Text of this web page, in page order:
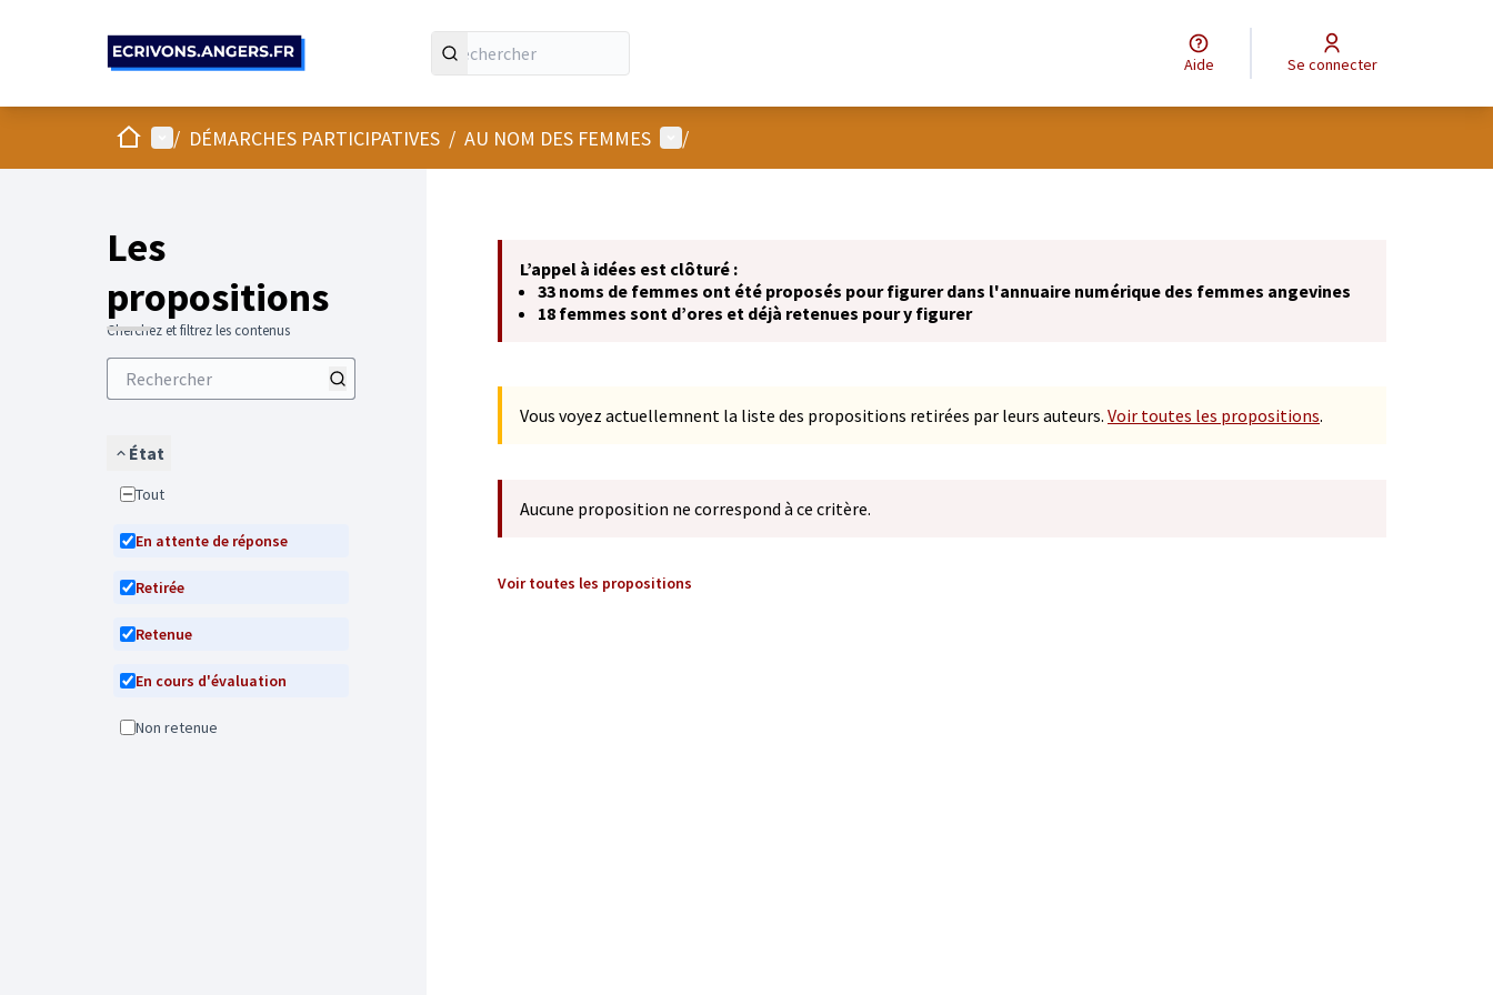
Aide Se connecter
AccueilMenu principal
/ DÉMARCHES PARTICIPATIVES / AU NOM DES FEMMES Menu utilisateur
/
Les
propositions
Cherchez et filtrez les contenus
État
Tout
En attente de réponse
Retirée
Retenue
En cours d'évaluation
Non retenue
L’appel à idées est clôturé :
33 noms de femmes ont été proposés pour figurer dans l'annuaire numérique des femmes angevines
18 femmes sont d’ores et déjà retenues pour y figurer
Vous voyez actuellemnent la liste des propositions retirées par leurs auteurs. Voir toutes les propositions.
Aucune proposition ne correspond à ce critère.
Voir toutes les propositions